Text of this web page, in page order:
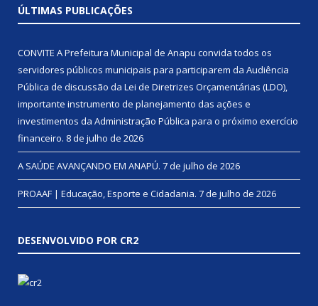
ÚLTIMAS PUBLICAÇÕES
CONVITE A Prefeitura Municipal de Anapu convida todos os
servidores públicos municipais para participarem da Audiência
Pública de discussão da Lei de Diretrizes Orçamentárias (LDO),
importante instrumento de planejamento das ações e
investimentos da Administração Pública para o próximo exercício
financeiro. 8 de julho de 2026
A SAÚDE AVANÇANDO EM ANAPÚ. 7 de julho de 2026
PROAAF | Educação, Esporte e Cidadania. 7 de julho de 2026
DESENVOLVIDO POR CR2